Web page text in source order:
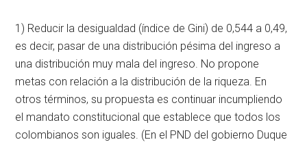
1) Reducir la desigualdad (índice de Gini) de 0,544 a 0,49,
es decir, pasar de una distribución pésima del ingreso a
una distribución muy mala del ingreso. No propone
metas con relación a la distribución de la riqueza. En
otros términos, su propuesta es continuar incumpliendo
el mandato constitucional que establece que todos los
colombianos son iguales. (En el PND del gobierno Duque